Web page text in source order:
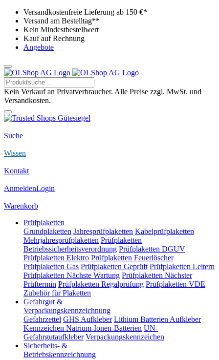
Versandkostenfreie Lieferung ab 150 €*
Versand am Bestelltag**
Kein Mindestbestellwert
Kauf auf Rechnung
Angebote
Kein Verkauf an Privatverbraucher. Alle Preise zzgl. MwSt. und
Versandkosten.
Suche
Wissen
Kontakt
AnmeldenLogin
Warenkorb
Prüfplaketten
Grundplaketten Jahresprüfplaketten Kabelprüfplaketten
Mehrjahresprüfplaketten Prüfplaketten
Betriebssicherheitsverordnung Prüfplaketten DGUV
Prüfplaketten Elektro Prüfplaketten Feuerlöscher
Prüfplaketten Gas Prüfplaketten Geprüft Prüfplaketten Leitern
Prüfplaketten Nächste Wartung Prüfplaketten Nächster
Prüftermin Prüfplaketten Regalprüfung Prüfplaketten VDE
Zubehör für Plaketten
Gefahrgut &
Verpackungskennzeichnung
Gefahrzettel GHS Aufkleber Lithium Batterien Aufkleber
Kennzeichen Natrium-Ionen-Batterien UN-
Gefahrgutaufkleber Verpackungskennzeichen
Sicherheits- &
Betriebskennzeichnung